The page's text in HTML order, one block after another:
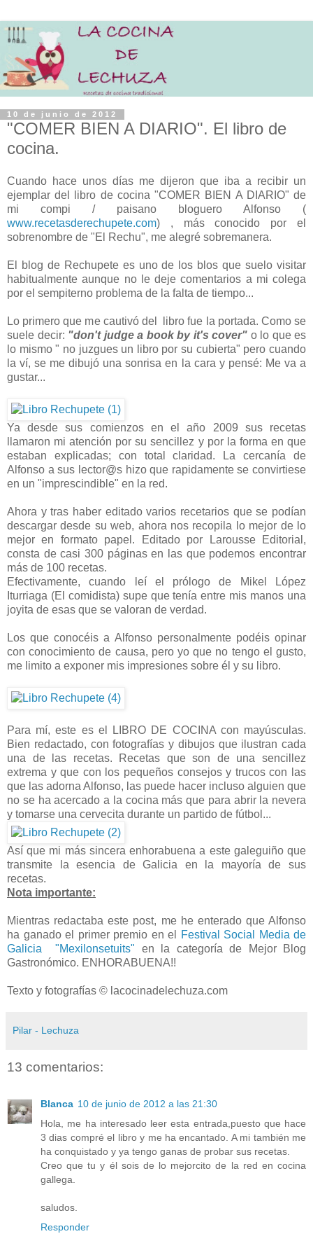
10 de junio de 2012
"COMER BIEN A DIARIO". El libro de
cocina.
Cuando hace unos días me dijeron que iba a recibir un
ejemplar del libro de cocina "COMER BIEN A DIARIO" de
mi compi / paisano bloguero Alfonso (
www.recetasderechupete.com) , más conocido por el
sobrenombre de "El Rechu", me alegré sobremanera.
El blog de Rechupete es uno de los blos que suelo visitar
habitualmente aunque no le deje comentarios a mi colega
por el sempiterno problema de la falta de tiempo...
Lo primero que me cautivó del libro fue la portada. Como se
suele decir: "don't judge a book by it's cover" o lo que es
lo mismo " no juzgues un libro por su cubierta" pero cuando
la ví, se me dibujó una sonrisa en la cara y pensé: Me va a
gustar...
Ya desde sus comienzos en el año 2009 sus recetas
llamaron mi atención por su sencillez y por la forma en que
estaban explicadas; con total claridad. La cercanía de
Alfonso a sus lector@s hizo que rapidamente se convirtiese
en un "imprescindible" en la red.
Ahora y tras haber editado varios recetarios que se podían
descargar desde su web, ahora nos recopila lo mejor de lo
mejor en formato papel. Editado por Larousse Editorial,
consta de casi 300 páginas en las que podemos encontrar
más de 100 recetas.
Efectivamente, cuando leí el prólogo de Mikel López
Iturriaga (El comidista) supe que tenía entre mis manos una
joyita de esas que se valoran de verdad.
Los que conocéis a Alfonso personalmente podéis opinar
con conocimiento de causa, pero yo que no tengo el gusto,
me limito a exponer mis impresiones sobre él y su libro.
Para mí, este es el LIBRO DE COCINA con mayúsculas.
Bien redactado, con fotografías y dibujos que ilustran cada
una de las recetas. Recetas que son de una sencillez
extrema y que con los pequeños consejos y trucos con las
que las adorna Alfonso, las puede hacer incluso alguien que
no se ha acercado a la cocina más que para abrir la nevera
y tomarse una cervecita durante un partido de fútbol...
Así que mi más sincera enhorabuena a este galeguiño que
transmite la esencia de Galicia en la mayoría de sus
recetas.
Nota importante:
Mientras redactaba este post, me he enterado que Alfonso
ha ganado el primer premio en el
Festival Social Media de
Galicia "Mexilonsetuits" en la categoría de Mejor Blog
Gastronómico. ENHORABUENA!!
Texto y fotografías © lacocinadelechuza.com
Pilar - Lechuza
13 comentarios:
Blanca 10 de junio de 2012 a las 21:30
Hola, me ha interesado leer esta entrada,puesto que hace
3 dias compré el libro y me ha encantado. A mi también me
ha conquistado y ya tengo ganas de probar sus recetas.
Creo que tu y él sois de lo mejorcito de la red en cocina
gallega.
saludos.
Responder